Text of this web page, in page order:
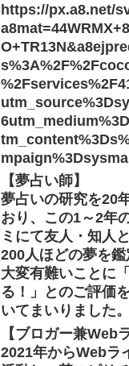
https://px.a8.net/
【夢占い師】
夢占いの研究を20
おり、この1～2年
ミにて友人・知人
200人ほどの夢を鑑
大変有難いことに
る！」とのご評価
いてまいりました。
【ブロガー兼Web
2021年からWebラ